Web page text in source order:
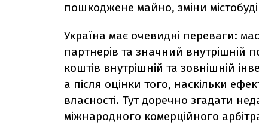
пошкоджене майно, зміни
Україна має очевидні переваги:
партнерів та значний внутрішній
коштів внутрішній та зовнішній
а після оцінки того, наскільки
власності. Тут доречно згадати
міжнародного комерційного